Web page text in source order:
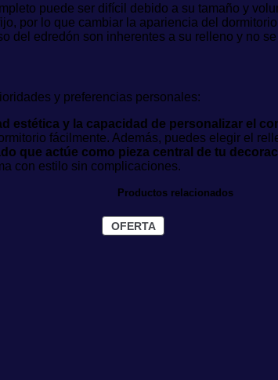
puede ser difícil debido a su tamaño y
por lo que cambiar la apariencia del
del edredón son inherentes a su relleno y no
y preferencias personales:
estética y la capacidad de personalizar el
fácilmente. Además, puedes elegir el
que actúe como pieza central de tu
con estilo sin complicaciones.
Productos relacionados
OFERTAPRODUCTO
EN